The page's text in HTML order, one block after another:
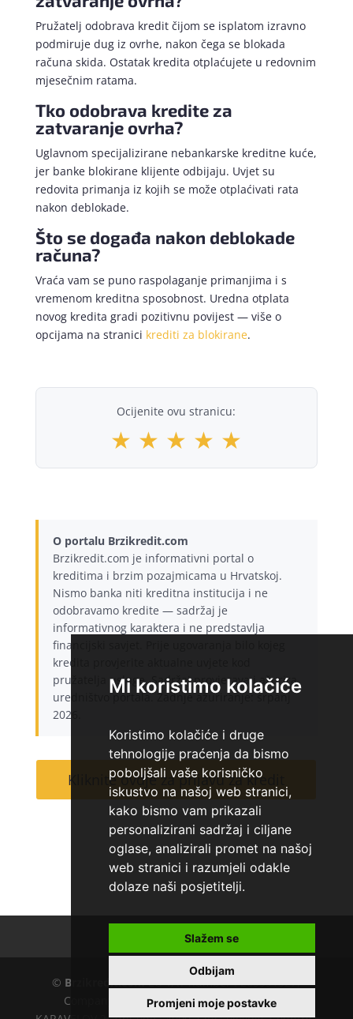
Mi koristimo kolačiće
Koristimo kolačiće i druge
tehnologije praćenja da bismo
poboljšali vaše korisničko
iskustvo na našoj web stranici,
kako bismo vam prikazali
personalizirani sadržaj i ciljane
oglase, analizirali promet na našoj
web stranici i razumjeli odakle
dolaze naši posjetitelji.
Slažem se
Odbijam
Promjeni moje postavke
Pružatelj odobrava kredit čijom se isplatom izravno
podmiruje dug iz ovrhe, nakon čega se blokada
računa skida. Ostatak kredita otplaćujete u redovnim
mjesečnim ratama.
Tko odobrava kredite za
zatvaranje ovrha?
Uglavnom specijalizirane nebankarske kreditne kuće,
jer banke blokirane klijente odbijaju. Uvjet su
redovita primanja iz kojih se može otplaćivati rata
nakon deblokade.
Što se događa nakon deblokade
računa?
Vraća vam se puno raspolaganje primanjima i s
vremenom kreditna sposobnost. Uredna otplata
novog kredita gradi pozitivnu povijest — više o
opcijama na stranici krediti za blokirane.
Ocijenite ovu stranicu:
★ ★ ★ ★ ★
O portalu Brzikredit.com
Brzikredit.com je informativni portal o
kreditima i brzim pozajmicama u Hrvatskoj.
Nismo banka niti kreditna institucija i ne
odobravamo kredite — sadržaj je
informativnog karaktera i ne predstavlja
financijski savjet. Prije ugovaranja bilo kojeg
kredita provjerite aktualne uvjete kod
pružatelja usluge. Sadržaj provjerava i ažurira
uredništvo portala. Zadnje ažuriranje: srpanj
2026.
Kliknite ovdje za prijavu za kredit
O nama
© Brzikredit.comEU VAT number : 205391327,
Company :
KD CAPITAL LTD, Adress : UL.L.